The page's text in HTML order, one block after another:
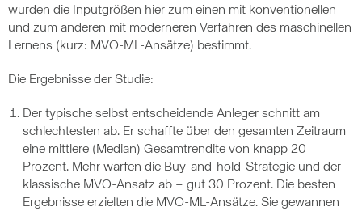
wurden die Inputgrößen hier zum einen mit konventionellen
und zum anderen mit moderneren Verfahren des maschinellen
Lernens (kurz: MVO-ML-Ansätze) bestimmt.
Die Ergebnisse der Studie:
Der typische selbst entscheidende Anleger schnitt am
schlechtesten ab. Er schaffte über den gesamten Zeitraum
eine mittlere (Median) Gesamtrendite von knapp 20
Prozent. Mehr warfen die Buy-and-hold-Strategie und der
klassische MVO-Ansatz ab – gut 30 Prozent. Die besten
Ergebnisse erzielten die MVO-ML-Ansätze. Sie gewannen